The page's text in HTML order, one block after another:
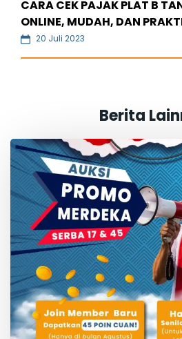
CARA CEK PAJAK PLAT B
ONLINE, MUDAH, DAN
20 Juli 2023
Berita